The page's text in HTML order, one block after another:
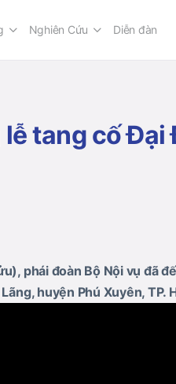
Nghiên Cứu Diễn đàn
lễ tang cố
phái đoàn Bộ Nội vụ đã
huyện Phú Xuyên, TP.